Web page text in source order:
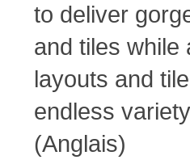
to deliver
and tiles while
layouts and
endless
(Anglais)